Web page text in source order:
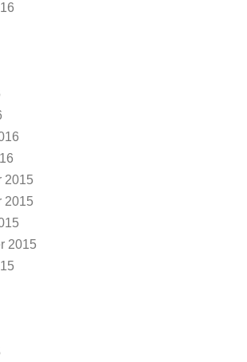
2015
2015
2015